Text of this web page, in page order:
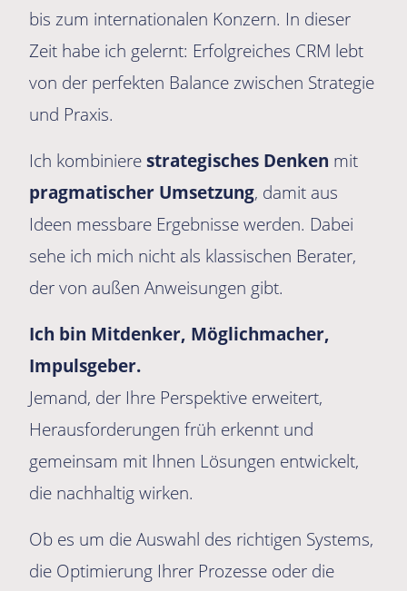
bis zum internationalen Konzern. In dieser
Zeit habe ich gelernt: Erfolgreiches CRM lebt
von der perfekten Balance zwischen Strategie
und Praxis.
Ich kombinierestrategisches Denken mit
pragmatischer Umsetzung, damit aus
Ideen messbare Ergebnisse werden. Dabei
sehe ich mich nicht als klassischen Berater,
der von außen Anweisungen gibt.
Ich bin Mitdenker, Möglichmacher,
Impulsgeber.
Jemand, der Ihre Perspektive erweitert,
Herausforderungen früh erkennt und
gemeinsam mit Ihnen Lösungen entwickelt,
die nachhaltig wirken.
Ob es um die Auswahl des richtigen Systems,
die Optimierung Ihrer Prozesse oder die